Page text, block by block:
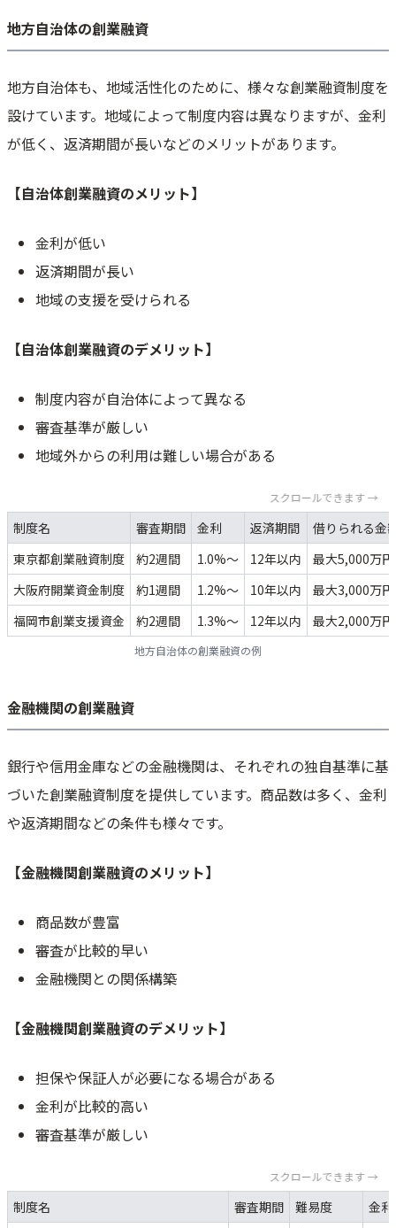
地方自治体の創業融資
地方自治体も、地域活性化のために、様々な創業融資制度を
設けています。地域によって制度内容は異なりますが、金利
が低く、返済期間が長いなどのメリットがあります。
【自治体創業融資のメリット】
金利が低い
返済期間が長い
地域の支援を受けられる
【自治体創業融資のデメリット】
制度内容が自治体によって異なる
審査基準が厳しい
地域外からの利用は難しい場合がある
スクロールできます →
制度名 審査期間 金利 返済期間
借りられる金
東京都創業融資制度
約2週間 1.0%～ 12年以内
最大5,000万円
大阪府開業資金制度
約1週間 1.2%～ 10年以内
最大3,000万円
福岡市創業支援資金
約2週間 1.3%～ 12年以内 最大2,000万円
地方自治体の創業融資の例
金融機関の創業融資
銀行や信用金庫などの金融機関は、それぞれの独自基準に基
づいた創業融資制度を提供しています。商品数は多く、金利
や返済期間などの条件も様々です。
【金融機関創業融資のメリット】
商品数が豊富
審査が比較的早い
金融機関との関係構築
【金融機関創業融資のデメリット】
担保や保証人が必要になる場合がある
金利が比較的高い
審査基準が厳しい
スクロールできます →
制度名 審査期間 難易度
金利